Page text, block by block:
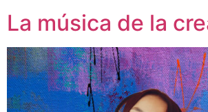
La música de la